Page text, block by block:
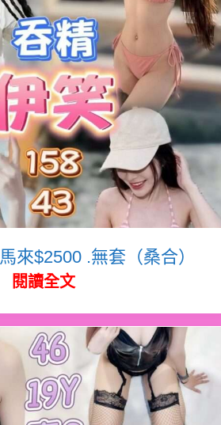
馬來$2500 .無套（桑合）
閱讀全文